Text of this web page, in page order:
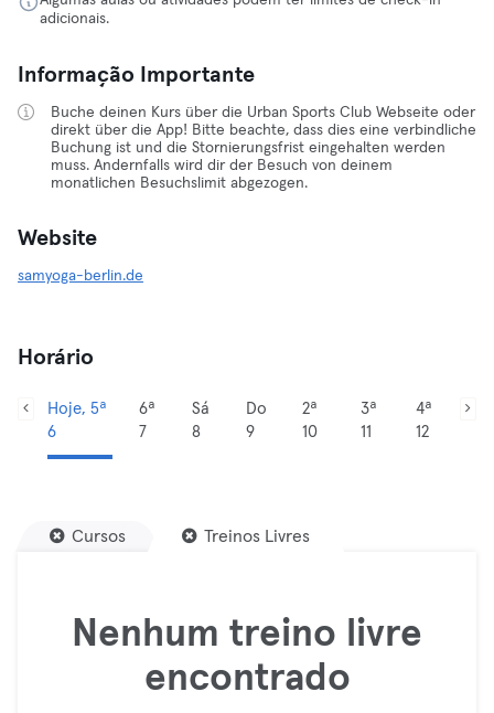
adicionais.
Informação Importante
Buche deinen Kurs über die Urban Sports Club Webseite oder
direkt über die App! Bitte beachte, dass dies eine verbindliche
Buchung ist und die Stornierungsfrist eingehalten werden
muss. Andernfalls wird dir der Besuch von deinem
monatlichen Besuchslimit abgezogen.
Website
samyoga-berlin.de
Horário
Hoje, 5ª
6
6ª
7
Sá
8
Do
9
2ª
10
3ª
11
4ª
12
Cursos Treinos Livres
Nenhum treino livre
encontrado